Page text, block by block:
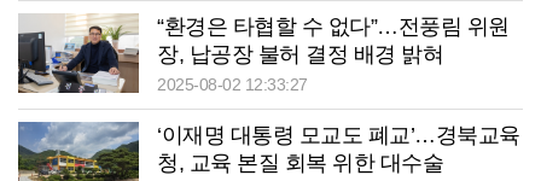
“환경은 타협할 수 없다”…전풍림 위원
장, 납공장 불허 결정 배경 밝혀
2025-08-02 12:33:27
‘이재명 대통령 모교도 폐교’…경북교육
청, 교육 본질 회복 위한 대수술